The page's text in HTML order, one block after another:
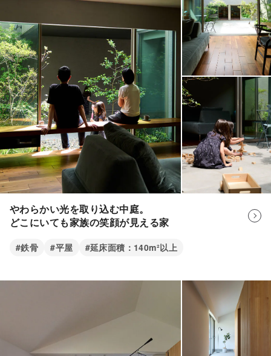
ちょうど良いおこもり感のワークスペース
在宅ワークにも対応できるよう、造り付けのカウンターを
設置したワークスペースをつくってもらいました。中庭を
眺められて、光に照らされた植栽の影が日々の楽しみで
す。
K様
やわらかい光を取り込む中庭。
どこにいても家族の笑顔が見える家
#鉄骨 #平屋 #延床面積：140m²以上